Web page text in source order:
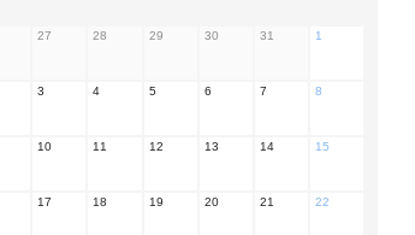
27 28 29 30 31 1
3 4 5 6 7 8
10 11 12 13 14 15
17 18 19 20 21 22